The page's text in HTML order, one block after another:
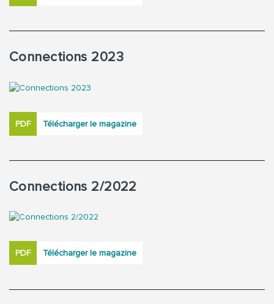
Connections 2023
PDF Télécharger le magazine
Connections 2/2022
PDF Télécharger le magazine